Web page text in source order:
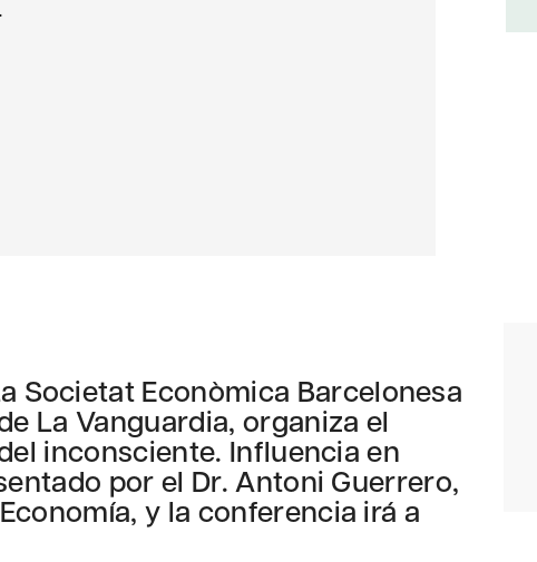
Societat Econòmica Barcelonesa
La Vanguardia, organiza el
inconsciente. Influencia en
por el Dr. Antoni Guerrero,
y la conferencia irá a